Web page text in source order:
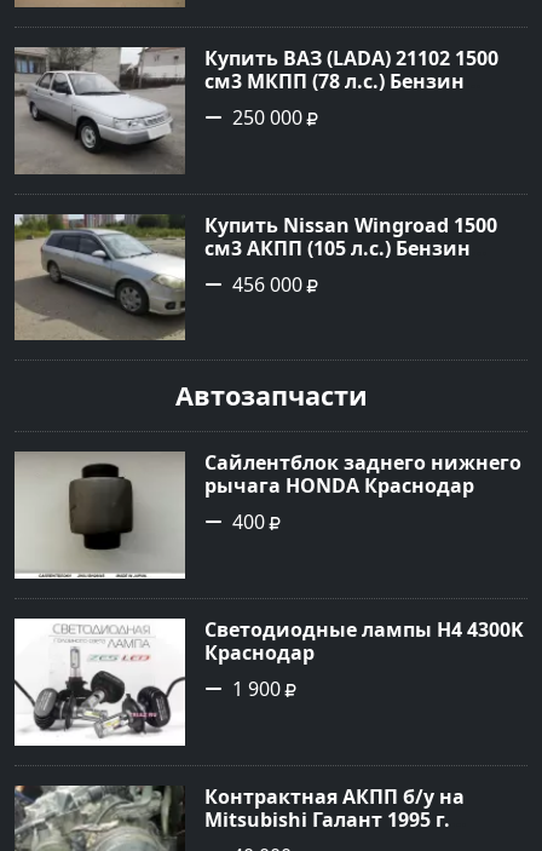
Купить ВАЗ (LADA) 21102 1500
см3 МКПП (78 л.с.) Бензин
карбюратор в Небуг: цвет
Серебро Седан 2001 года по
Авторынок23
250 000
Купить Nissan Wingroad 1500
см3 АКПП (105 л.с.) Бензин
инжектор в Армавир: цвет
Серебристый Универсал 2002
Авторынок23
456 000
Автозапчасти
Сайлентблок заднего нижнего
рычага HONDA Краснодар
400
Светодиодные лампы H4 4300K
Краснодар
1 900
Контрактная АКПП б/у на
Mitsubishi Галант 1995 г.
Геленджик